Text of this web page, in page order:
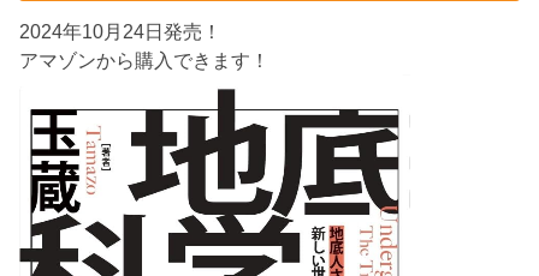
2024年10月24日発売！
アマゾンから購入できます！